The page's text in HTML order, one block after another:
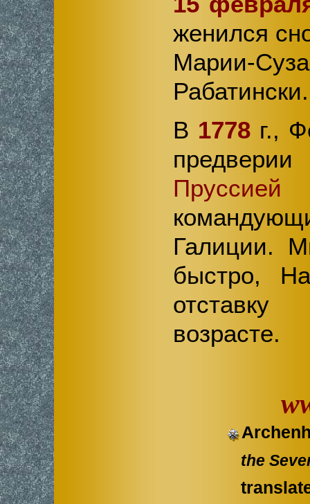
женился
Марии-
Рабатински.
В 1778г.,
Пруссией
Галиции.
быстро,
возрасте.
the